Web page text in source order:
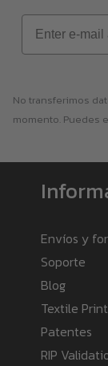
Email
No transferimos
momento. Puedes
Envíos y
Soporte
Blog
Textile
Patentes
RIP